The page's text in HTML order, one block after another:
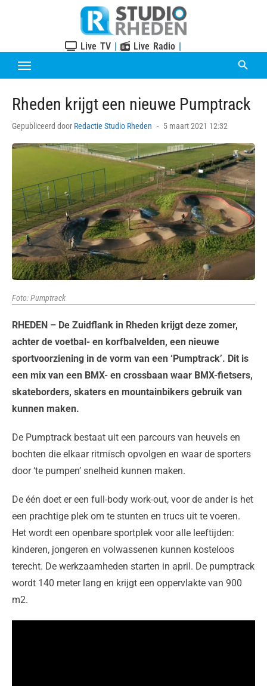
Live TV | Live Radio |
Rheden krijgt een nieuwe Pumptrack
Gepubliceerd door Redactie Studio Rheden
Posted
5 maart 2021 12:32
Foto: Pumptrack
RHEDEN – De Zuidflank in Rheden krijgt deze zomer,
achter de voetbal- en korfbalvelden, een nieuwe
sportvoorziening in de vorm van een ‘Pumptrack’. Dit is
een mix van een BMX- en crossbaan waar BMX-fietsers,
skateborders, skaters en mountainbikers gebruik van
kunnen maken.
De Pumptrack bestaat uit een parcours van heuvels en
bochten die elkaar ritmisch opvolgen en waar de sporters
door ‘te pumpen’ snelheid kunnen maken.
De één doet er een full-body work-out, voor de ander is het
een prachtige plek om te stunten en trucs uit te voeren.
Het wordt een openbare sportplek voor alle leeftijden:
kinderen, jongeren en volwassenen kunnen kosteloos
terecht. De werkzaamheden starten in april. De pumptrack
wordt 140 meter lang en krijgt een oppervlakte van 900
m2.